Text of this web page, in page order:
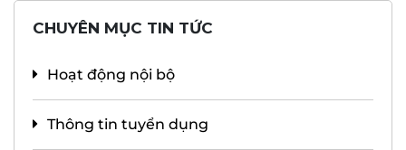
CHUYÊN MỤC TIN TỨC
Hoạt động nội bộ
Thông tin tuyển dụng